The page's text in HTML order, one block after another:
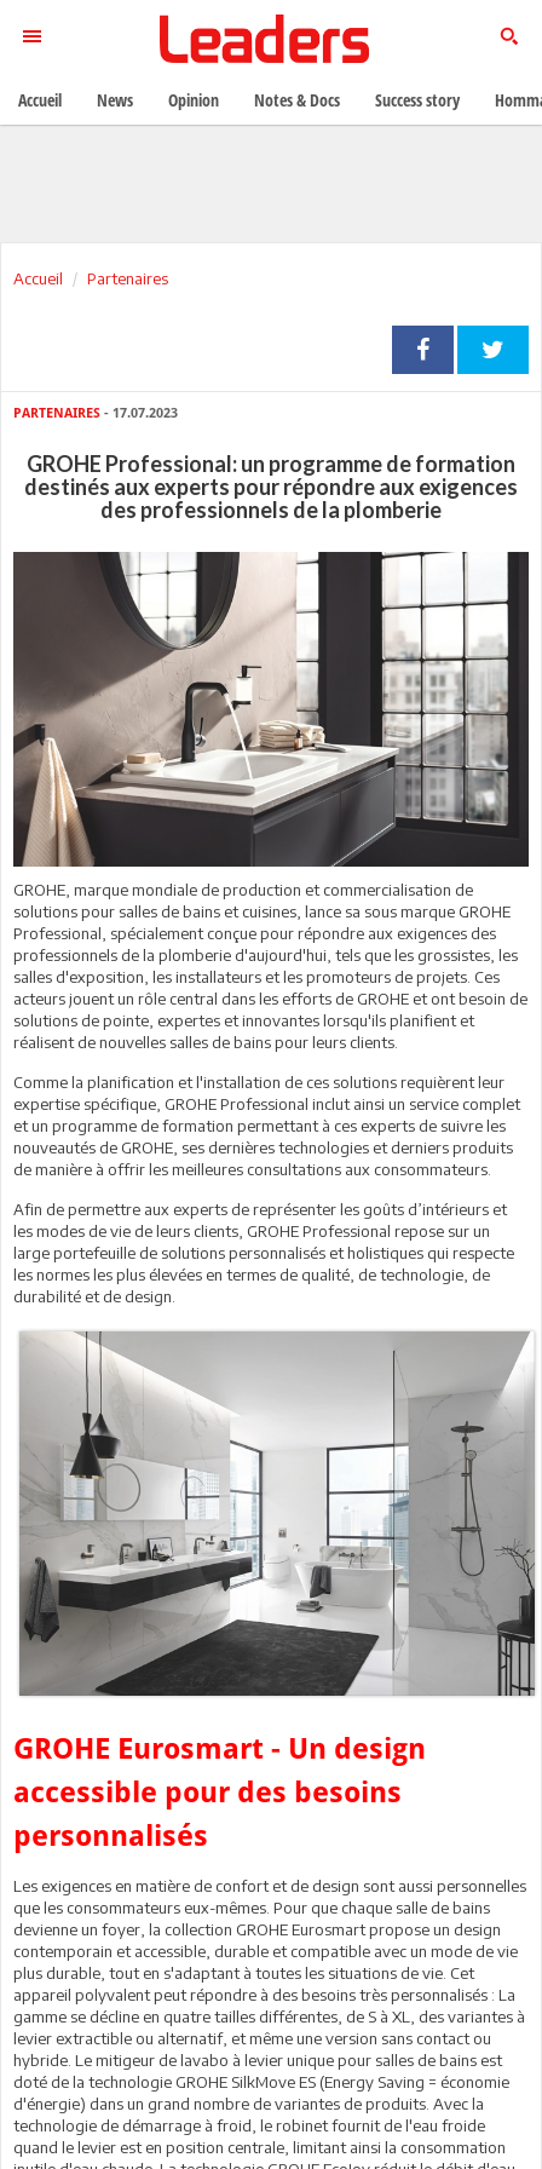
Accueil Partenaires
PARTENAIRES - 17.07.2023
GROHE Professional: un programme de formation
destinés aux experts pour répondre aux exigences
des professionnels de la plomberie
GROHE, marque mondiale de production et commercialisation de
solutions pour salles de bains et cuisines, lance sa sous marque GROHE
Professional, spécialement conçue pour répondre aux exigences des
professionnels de la plomberie d'aujourd'hui, tels que les grossistes, les
salles d'exposition, les installateurs et les promoteurs de projets. Ces
acteurs jouent un rôle central dans les efforts de GROHE et ont besoin de
solutions de pointe, expertes et innovantes lorsqu'ils planifient et
réalisent de nouvelles salles de bains pour leurs clients.
Comme la planification et l'installation de ces solutions requièrent leur
expertise spécifique, GROHE Professional inclut ainsi un service complet
et un programme de formation permettant à ces experts de suivre les
nouveautés de GROHE, ses dernières technologies et derniers produits
de manière à offrir les meilleures consultations aux consommateurs.
Afin de permettre aux experts de représenter les goûts d’intérieurs et
les modes de vie de leurs clients, GROHE Professional repose sur un
large portefeuille de solutions personnalisés et holistiques qui respecte
les normes les plus élevées en termes de qualité, de technologie, de
durabilité et de design.
GROHE Eurosmart - Un design
accessible pour des besoins
personnalisés
Les exigences en matière de confort et de design sont aussi personnelles
que les consommateurs eux-mêmes. Pour que chaque salle de bains
devienne un foyer, la collection GROHE Eurosmart propose un design
contemporain et accessible, durable et compatible avec un mode de vie
plus durable, tout en s'adaptant à toutes les situations de vie. Cet
appareil polyvalent peut répondre à des besoins très personnalisés : La
gamme se décline en quatre tailles différentes, de S à XL, des variantes à
levier extractible ou alternatif, et même une version sans contact ou
hybride. Le mitigeur de lavabo à levier unique pour salles de bains est
doté de la technologie GROHE SilkMove ES (Energy Saving = économie
d'énergie) dans un grand nombre de variantes de produits. Avec la
technologie de démarrage à froid, le robinet fournit de l'eau froide
quand le levier est en position centrale, limitant ainsi la consommation
Accueil News Opinion Notes & Docs Success story